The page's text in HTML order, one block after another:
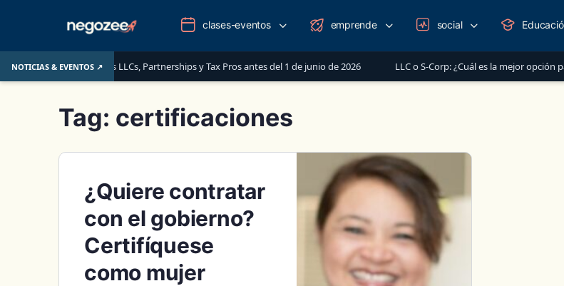
NOTICIAS & EVENTOS ↗
deben saber las LLCs, Partnerships y Tax Pros antes del 1 de junio de 2026 LLC o S-Corp: ¿Cuál es la mejor opción para
clases-eventos emprende social
Tag: certificaciones
¿Quiere contratar
con el gobierno?
Certifíquese
como mujer